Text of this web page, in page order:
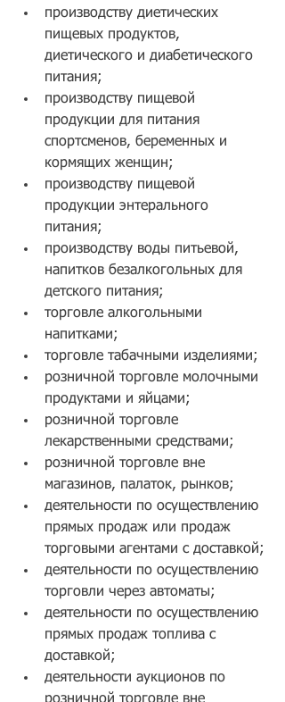
производству диетических
пищевых продуктов,
диетического и диабетического
питания;
производству пищевой
продукции для питания
спортсменов, беременных и
кормящих женщин;
производству пищевой
продукции энтерального
питания;
производству воды питьевой,
напитков безалкогольных для
детского питания;
торговле алкогольными
напитками;
торговле табачными изделиями;
розничной торговле молочными
продуктами и яйцами;
розничной торговле
лекарственными средствами;
розничной торговле вне
магазинов, палаток, рынков;
деятельности по осуществлению
прямых продаж или продаж
торговыми агентами с доставкой;
деятельности по осуществлению
торговли через автоматы;
деятельности по осуществлению
прямых продаж топлива с
доставкой;
деятельности аукционов по